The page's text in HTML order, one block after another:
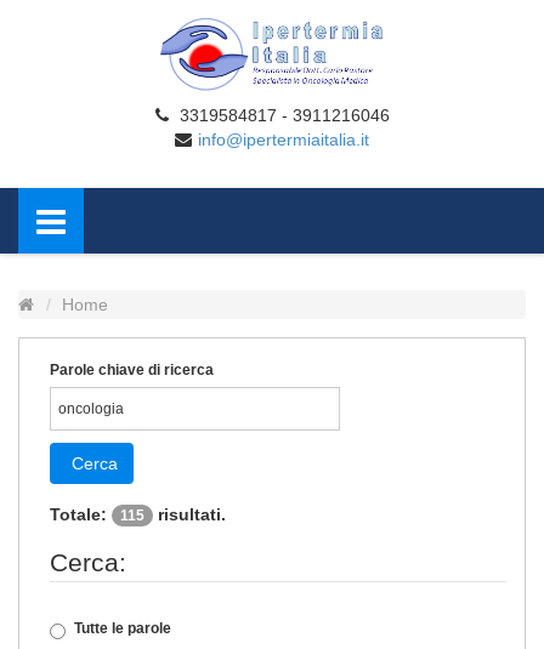
3319584817 - 3911216046
info@ipertermiaitalia.it
Home
Parole chiave di ricerca
Cerca
Totale: 115 risultati.
Cerca:
Tutte le parole